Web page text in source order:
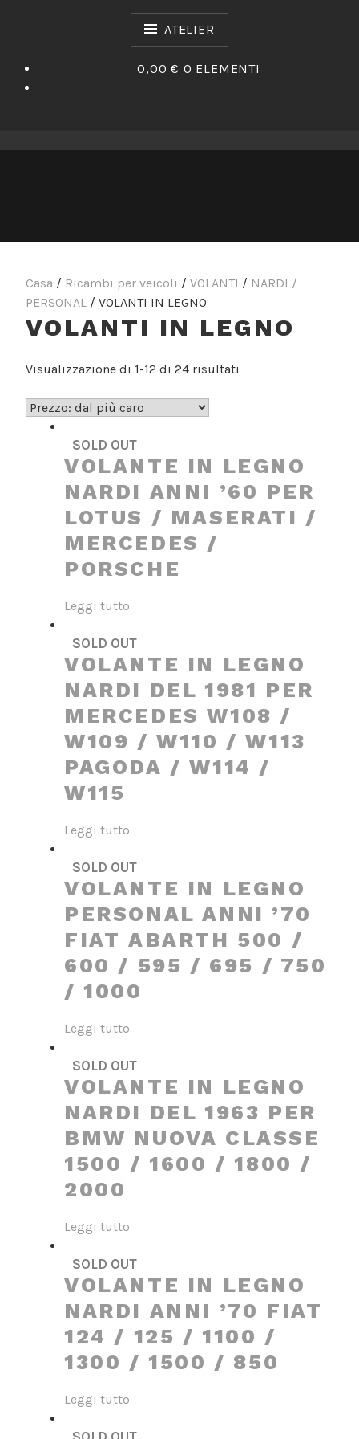
ATELIER
0,00 € 0 ELEMENTI
Casa / Ricambi per veicoli / VOLANTI / NARDI /
PERSONAL / VOLANTI IN LEGNO
VOLANTI IN LEGNO
Visualizzazione di 1-12 di 24 risultati
SOLD OUT
VOLANTE IN LEGNO
NARDI ANNI ’60 PER
LOTUS / MASERATI /
MERCEDES /
PORSCHE
Leggi tutto
SOLD OUT
VOLANTE IN LEGNO
NARDI DEL 1981 PER
MERCEDES W108 /
W109 / W110 / W113
PAGODA / W114 /
W115
Leggi tutto
SOLD OUT
VOLANTE IN LEGNO
PERSONAL ANNI ’70
FIAT ABARTH 500 /
600 / 595 / 695 / 750
/ 1000
Leggi tutto
SOLD OUT
VOLANTE IN LEGNO
NARDI DEL 1963 PER
BMW NUOVA CLASSE
1500 / 1600 / 1800 /
2000
Leggi tutto
SOLD OUT
VOLANTE IN LEGNO
NARDI ANNI ’70 FIAT
124 / 125 / 1100 /
1300 / 1500 / 850
Leggi tutto